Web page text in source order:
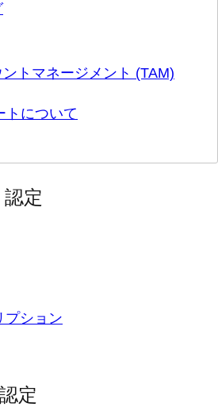
トマネージメント (TAM)
トについて
定
プション
定